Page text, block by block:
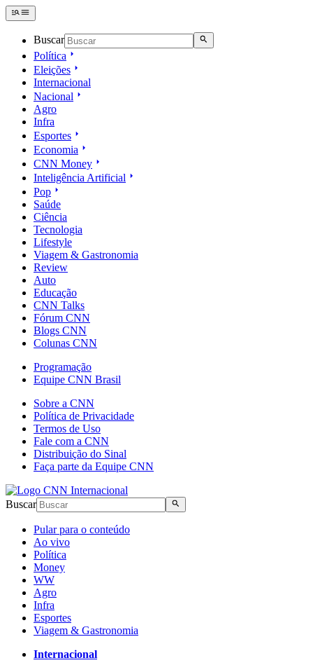
Buscar
Política
Eleições
Internacional
Nacional
Agro
Infra
Esportes
Economia
CNN Money
Inteligência Artificial
Pop
Saúde
Ciência
Tecnologia
Lifestyle
Viagem & Gastronomia
Review
Auto
Educação
CNN Talks
Fórum CNN
Blogs CNN
Colunas CNN
Programação
Equipe CNN Brasil
Sobre a CNN
Política de Privacidade
Termos de Uso
Fale com a CNN
Distribuição do Sinal
Faça parte da Equipe CNN
Buscar
Pular para o conteúdo
Ao vivo
Política
Money
WW
Agro
Infra
Esportes
Viagem & Gastronomia
Internacional